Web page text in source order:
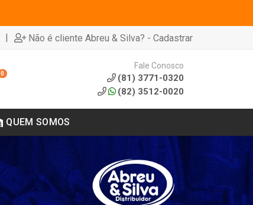
| Não é cliente Abreu & Silva? - Cadastrar
0
Fale Conosco
(81) 3771-0320
(82) 3512-0020
QUEM SOMOS